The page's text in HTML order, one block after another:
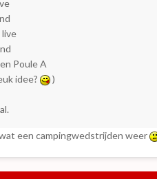
Poule A
idee?
)
een campingwedstrijden weer